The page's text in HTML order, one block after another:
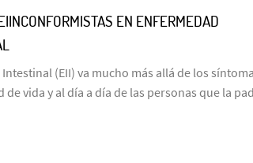
EN ENFERMEDAD
(EII) va mucho más allá de los
vida y al día a día de las personas que la